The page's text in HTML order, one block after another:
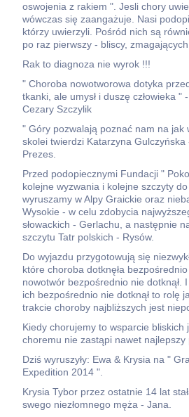
oswojenia z rakiem ". Jesli chory
wówczas się zaangażuje. Nasi
którzy uwierzyli. Pośród nich są
po raz pierwszy - bliscy,
Rak to diagnoza nie wyrok !!!
" Choroba nowotworowa dotyka
tkanki, ale umysł i duszę człowieka "
Cezary Szczylik
" Góry pozwalają poznać nam na jak
skolei twierdzi Katarzyna Gulczyńska
Prezes.
Przed podopiecznymi Fundacji "
kolejne wyzwania i kolejne szczyty
wyruszamy w Alpy Graickie oraz
Wysokie - w celu zdobycia
słowackich - Gerlachu, a następnie
szczytu Tatr polskich - Rysów.
Do wyjazdu przygotowują się
które choroba dotknęła
nowotwór bezpośrednio nie dotknął.
ich bezpośrednio nie dotknął to rolę
trakcie choroby najbliższych jest
Kiedy chorujemy to wsparcie bliskich
choremu nie zastąpi nawet najlepszy
Dziś wyruszyły: Ewa & Krysia na "
Expedition 2014 ".
Krysia Tybor przez ostatnie 14 lat
swego niezłomnego męża - Jana.